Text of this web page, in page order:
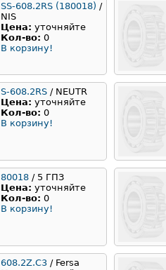
SS-608.2RS (180018) /
NIS
Цена: уточняйте
Кол-во: 0
В корзину!
S-608.2RS / NEUTR
Цена: уточняйте
Кол-во: 0
В корзину!
80018 / 5 ГПЗ
Цена: уточняйте
Кол-во: 0
В корзину!
608.2Z.C3 / Fersa